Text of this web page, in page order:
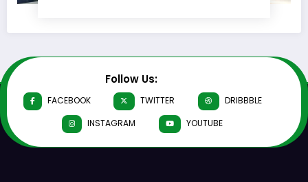
Follow Us:
FACEBOOK TWITTER
DRIBBBLE
INSTAGRAM
YOUTUBE